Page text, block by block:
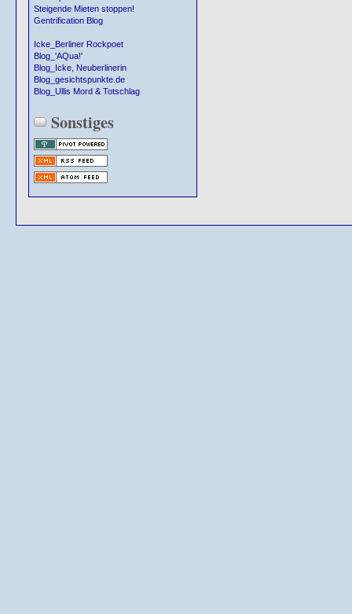
Steigende Mieten stoppen!
Gentrification Blog
Icke_Berliner Rockpoet
Blog_'AQua!'
Blog_Icke, Neuberlinerin
Blog_gesichtspunkte.de
Blog_Ullis Mord & Totschlag
Sonstiges